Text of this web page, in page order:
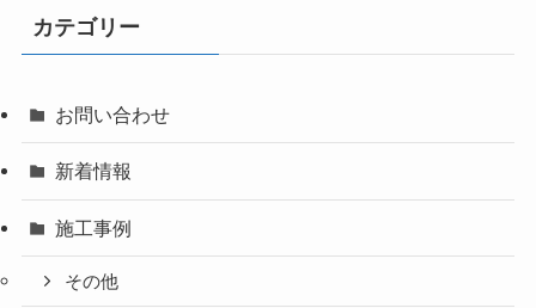
カテゴリー
お問い合わせ
新着情報
施工事例
その他